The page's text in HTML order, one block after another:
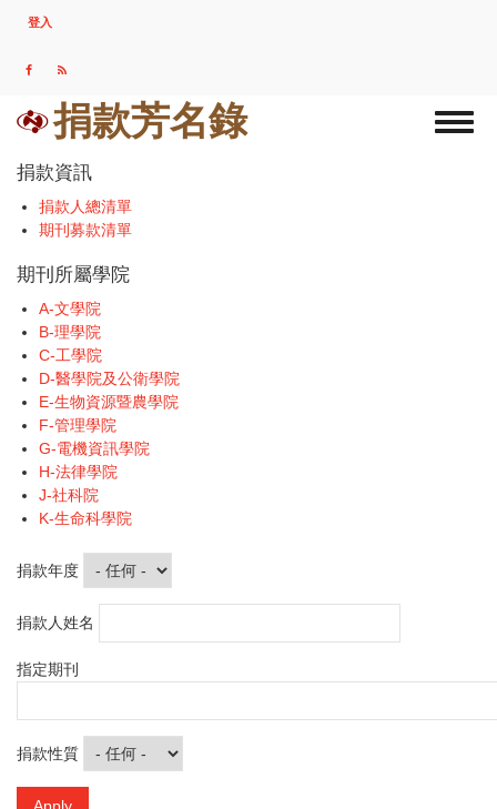
USER
MENU
登入
捐款芳名錄
捐款資訊
捐款人總清單
期刊募款清單
期刊所屬學院
A-文學院
B-理學院
C-工學院
D-醫學院及公衛學院
E-生物資源暨農學院
F-管理學院
G-電機資訊學院
H-法律學院
J-社科院
K-生命科學院
捐款年度
捐款人姓名
指定期刊
捐款性質